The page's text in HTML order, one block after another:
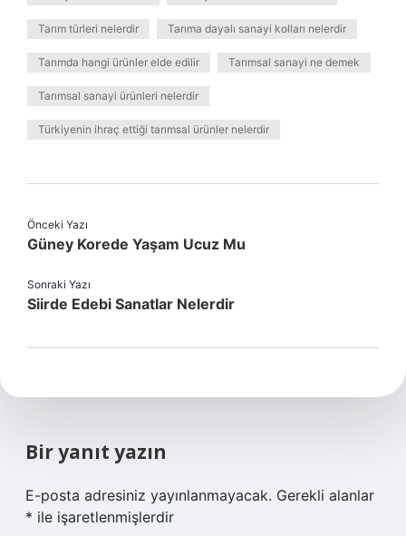
Tarım türleri nelerdir Tarıma dayalı sanayi kolları nelerdir
Tarımda hangi ürünler elde edilir Tarımsal sanayi ne demek
Tarımsal sanayi ürünleri nelerdir
Türkiyenin ihraç ettiği tarımsal ürünler nelerdir
Önceki Yazı
Güney Korede Yaşam Ucuz Mu
Sonraki Yazı
Siirde Edebi Sanatlar Nelerdir
Bir yanıt yazın
E-posta adresiniz yayınlanmayacak. Gerekli alanlar
* ile işaretlenmişlerdir